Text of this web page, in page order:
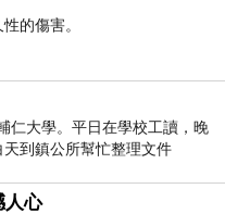
，但那一身顯眼的
……小長頸鹿，很沮
邊，心想‥
變色……我恐怕死定
的傷害。
仁大學。平日在學校工讀，晚
天到鎮公所幫忙整理文件
人心